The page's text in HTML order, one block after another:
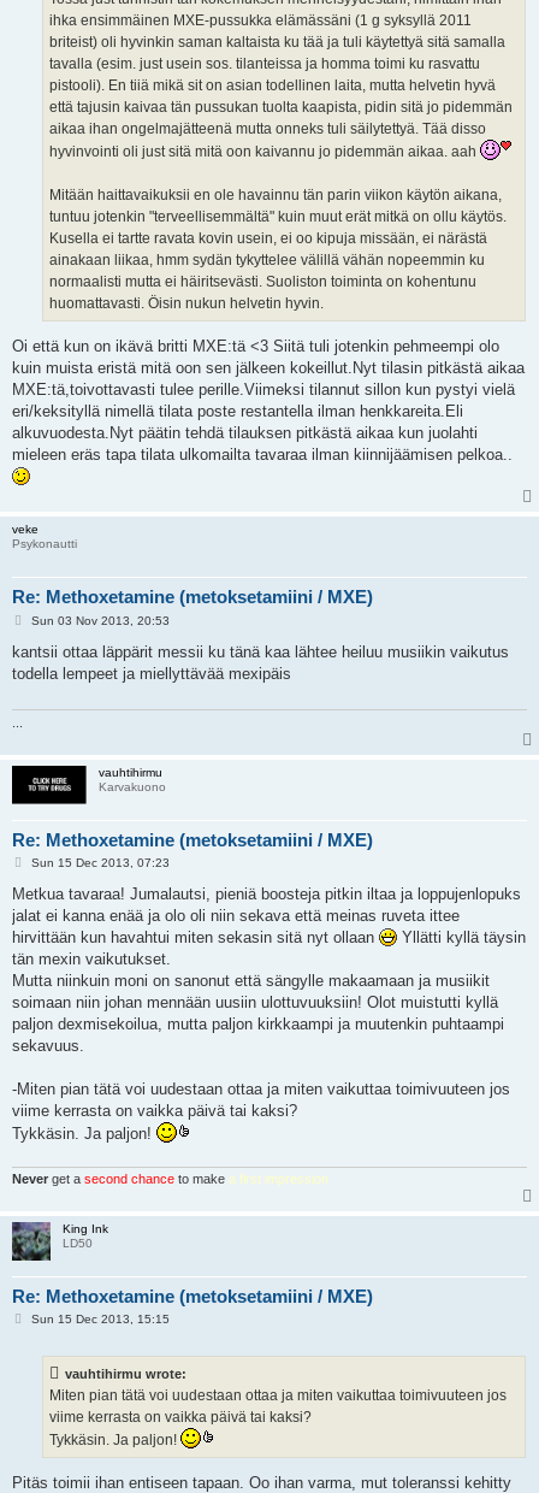
ihka ensimmäinen MXE-pussukka elämässäni (1 g syksyllä 2011
briteist) oli hyvinkin saman kaltaista ku tää ja tuli käytettyä sitä samalla
tavalla (esim. just usein sos. tilanteissa ja homma toimi ku rasvattu
pistooli). En tiiä mikä sit on asian todellinen laita, mutta helvetin hyvä
että tajusin kaivaa tän pussukan tuolta kaapista, pidin sitä jo pidemmän
aikaa ihan ongelmajätteenä mutta onneks tuli säilytettyä. Tää disso
hyvinvointi oli just sitä mitä oon kaivannu jo pidemmän aikaa. aah
Mitään haittavaikuksii en ole havainnu tän parin viikon käytön aikana,
tuntuu jotenkin "terveellisemmältä" kuin muut erät mitkä on ollu käytös.
Kusella ei tartte ravata kovin usein, ei oo kipuja missään, ei närästä
ainakaan liikaa, hmm sydän tykyttelee välillä vähän nopeemmin ku
normaalisti mutta ei häiritsevästi. Suoliston toiminta on kohentunu
huomattavasti. Öisin nukun helvetin hyvin.
Oi että kun on ikävä britti MXE:tä <3 Siitä tuli jotenkin pehmeempi olo
kuin muista eristä mitä oon sen jälkeen kokeillut.Nyt tilasin pitkästä aikaa
MXE:tä,toivottavasti tulee perille.Viimeksi tilannut sillon kun pystyi vielä
eri/keksityllä nimellä tilata poste restantella ilman henkkareita.Eli
alkuvuodesta.Nyt päätin tehdä tilauksen pitkästä aikaa kun juolahti
mieleen eräs tapa tilata ulkomailta tavaraa ilman kiinnijäämisen pelkoa..
veke
Psykonautti
Re: Methoxetamine (metoksetamiini / MXE)
P
s
Sun 03 Nov 2013, 20:53
kantsii ottaa läppärit messii ku tänä kaa lähtee heiluu musiikin vaikutus
todella lempeet ja miellyttävää mexipäis
vauhtihirmu
Karvakuono
Re: Methoxetamine (metoksetamiini / MXE)
P
s
Sun 15 Dec 2013, 07:23
Metkua tavaraa! Jumalautsi, pieniä boosteja pitkin iltaa ja loppujenlopuks
jalat ei kanna enää ja olo oli niin sekava että meinas ruveta ittee
hirvittään kun havahtui miten sekasin sitä nyt ollaan
Yllätti kyllä täysin
tän mexin vaikutukset.
Mutta niinkuin moni on sanonut että sängylle makaamaan ja musiikit
soimaan niin johan mennään uusiin ulottuvuuksiin! Olot muistutti kyllä
paljon dexmisekoilua, mutta paljon kirkkaampi ja muutenkin puhtaampi
sekavuus.
-Miten pian tätä voi uudestaan ottaa ja miten vaikuttaa toimivuuteen jos
viime kerrasta on vaikka päivä tai kaksi?
Tykkäsin. Ja paljon!
Never get a second chance to make a first impression
King Ink
LD50
Re: Methoxetamine (metoksetamiini / MXE)
PSun 15 Dec 2013, 15:15
vauhtihirmu wrote:
Miten pian tätä voi uudestaan ottaa ja miten vaikuttaa toimivuuteen jos
viime kerrasta on vaikka päivä tai kaksi?
Tykkäsin. Ja paljon!
Pitäs toimii ihan entiseen tapaan. Oo ihan varma, mut toleranssi kehitty